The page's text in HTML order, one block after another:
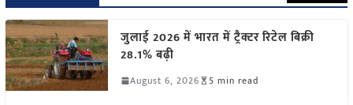
जुलाई 2026 में भारत में ट्रैक्टर रिटेल बिक्री
28.1% बढ़ी
August 6, 2026 5 min read